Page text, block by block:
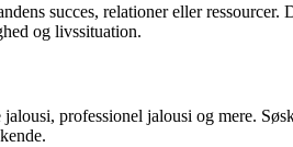
succes, relationer eller
og livssituation.
professionel jalousi og mere.